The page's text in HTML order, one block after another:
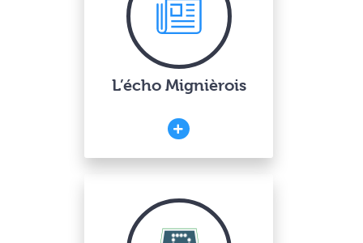
L’écho Mignièrois